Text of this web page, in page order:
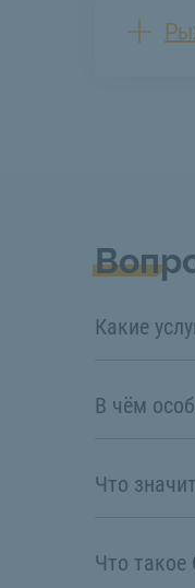
Какие
В чём
Что
Что такое